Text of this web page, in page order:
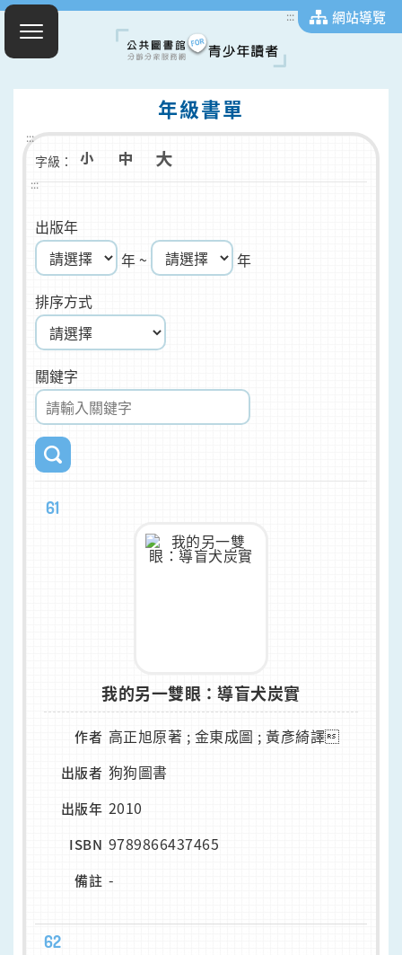
::: 網站導覽
年級書單
:::
字級：
:::
出版年
年 ~
年
排序方式
關鍵字
61
我的另一雙眼：導盲犬炭實
作者 高正旭原著 ; 金東成圖 ; 黃彥綺譯
出版者 狗狗圖書
出版年 2010
ISBN 9789866437465
備註 -
62